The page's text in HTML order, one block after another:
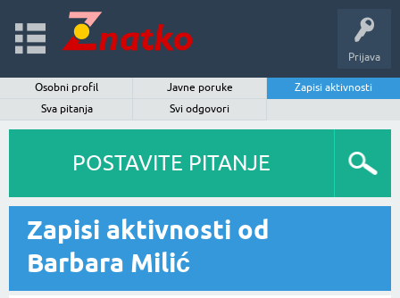
Prijava
Osobni profil Javne poruke
Zapisi aktivnosti
Sva pitanja
Svi odgovori
POSTAVITE PITANJE
Zapisi aktivnosti od
Barbara Milić